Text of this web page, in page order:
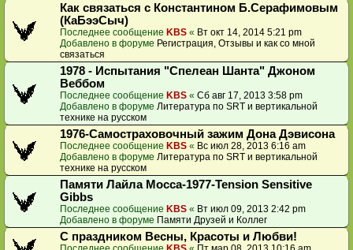
Как связаться с Константином Б.Серафимовым
(КаБээСыч)
Последнее сообщение KBS « Вт окт 14, 2014 5:21 pm
Добавлено в форуме Регистрация, Отзывы и как со мной
связаться
1978 - Испытания "Спелеан Шанта" Джоном
Веббом
Последнее сообщение KBS « Сб авг 17, 2013 3:58 pm
Добавлено в форуме Литература по SRT и вертикальной
технике на русском
1976-Самостраховочный зажим Дона Дэвисона
Последнее сообщение KBS « Вс июл 28, 2013 6:16 am
Добавлено в форуме Литература по SRT и вертикальной
технике на русском
Памяти Лайла Мосса-1977-Tension Sensitive
Gibbs
Последнее сообщение KBS « Вт июл 09, 2013 2:42 pm
Добавлено в форуме Памяти Друзей и Коллег
С праздником Весны, Красоты и Любви!